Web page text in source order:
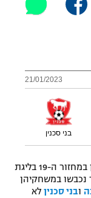
21/01/2023
בני סכנין
אוהדי הכדורגל חיכו זמן רב עד לשער הראשון במחזור ה-19 בליגת
נכבשו במשחקיהן
ובני סכנין לא